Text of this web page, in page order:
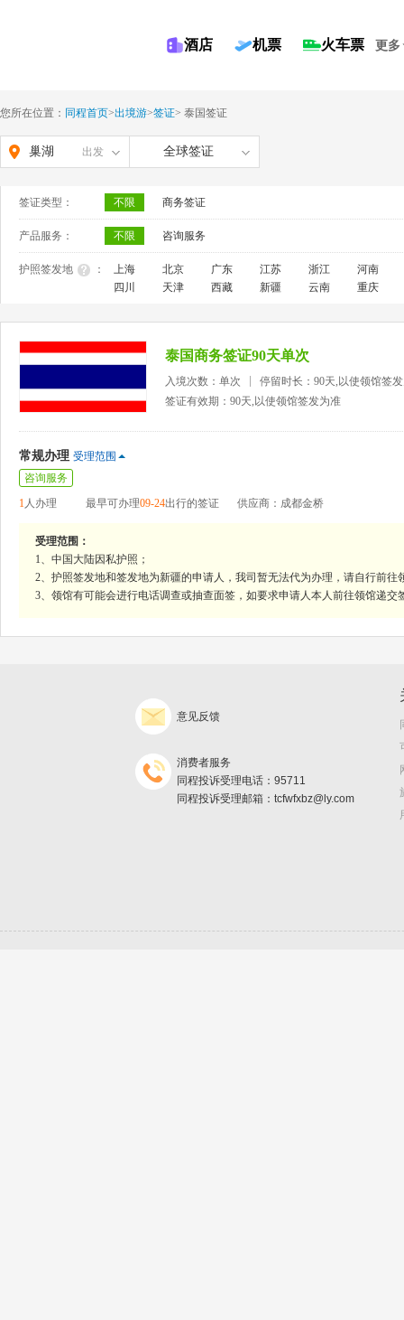
酒店 机票 火车票 更多
您所在位置： 同程首页>出境游>签证> 泰国签证
巢湖 出发 全球签证
签证类型： 不限 商务签证
产品服务： 不限 咨询服务
护照签发地 ： 上海 北京 广东 江苏 浙江
河南
四川
天津 西藏 新疆 云南 重庆
泰国商务签证90天单次
入境次数：单次
停留时长：90天,以使领馆签
签证有效期：90天,以使领馆签发为准
常规办理 受理范围
咨询服务
1人办理 最早可办理09-24出行的签证 供应商：成都金桥
受理范围：
1、中国大陆因私护照；
2、护照签发地和签发地为新疆的申请人，我司暂无法代为办理，请自行前往
3、领馆有可能会进行电话调查或抽查面签，如要求申请人本人前往领馆递
意见反馈
消费者服务
同程投诉受理电话：95711
同程投诉受理邮箱：tcfwfxbz@ly.com